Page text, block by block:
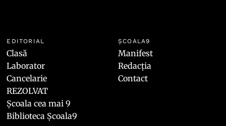
EDITORIAL
Clasă
Laborator
Cancelarie
REZOLVAT
Școala cea mai 9
Biblioteca Școala9
ȘCOALA9
Manifest
Redacția
Contact